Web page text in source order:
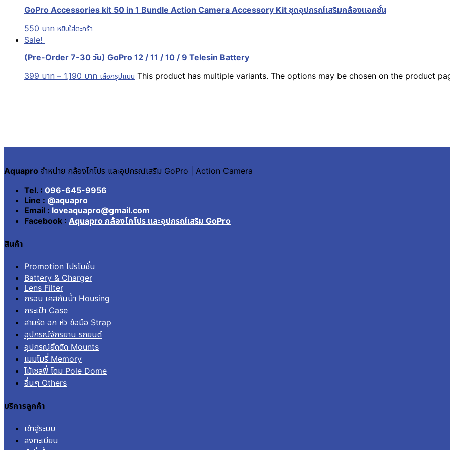
GoPro Accessories kit 50 in 1 Bundle Action Camera Accessory Kit ชุดอุปกรณ์เสริมกล้องแอคชั่น
550 บาท หยิบใส่ตะกร้า
Sale!
(Pre-Order 7-30 วัน) GoPro 12 / 11 / 10 / 9 Telesin Battery
399 บาท – 1,190 บาท เลือกรูปแบบ This product has multiple variants. The options may be chosen on the product
Aquapro จำหน่าย กล้องโกโปร และอุปกรณ์เสริม GoPro | Action Camera
Tel. : 096-645-9956
Line : @aquapro
Email : loveaquapro@gmail.com
Facebook : Aquapro กล้องโกโปร และอุปกรณ์เสริม GoPro
สินค้า
Promotion โปรโมชั่น
Battery & Charger
Lens Filter
กรอบ เคสกันน้ำ Housing
กระเป๋า Case
สายรัด อก หัว ข้อมือ Strap
อุปกรณ์จักรยาน รถยนต์
อุปกรณ์ยึดติด Mounts
เมมโมรี่ Memory
ไม้เซลฟี่ โดม Pole Dome
อื่นๆ Others
บริการลูกค้า
เข้าสู่ระบบ
ลงทะเบียน